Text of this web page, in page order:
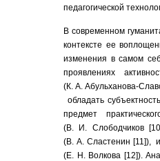
педагогической
В современном
контексте ее
изменения в самом
проявлениях
(К. А. Абульханова-
обладать
предмет
(В. И. Слободчиков
(В. А. Сластенин [11]),
(Е. Н. Волкова [12]).